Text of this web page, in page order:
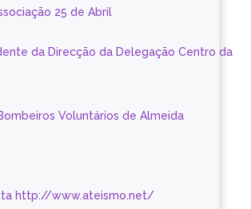
25 de Abril
da Direcção da Delegação Centro da
Voluntários de Almeida
http://www.ateismo.net/